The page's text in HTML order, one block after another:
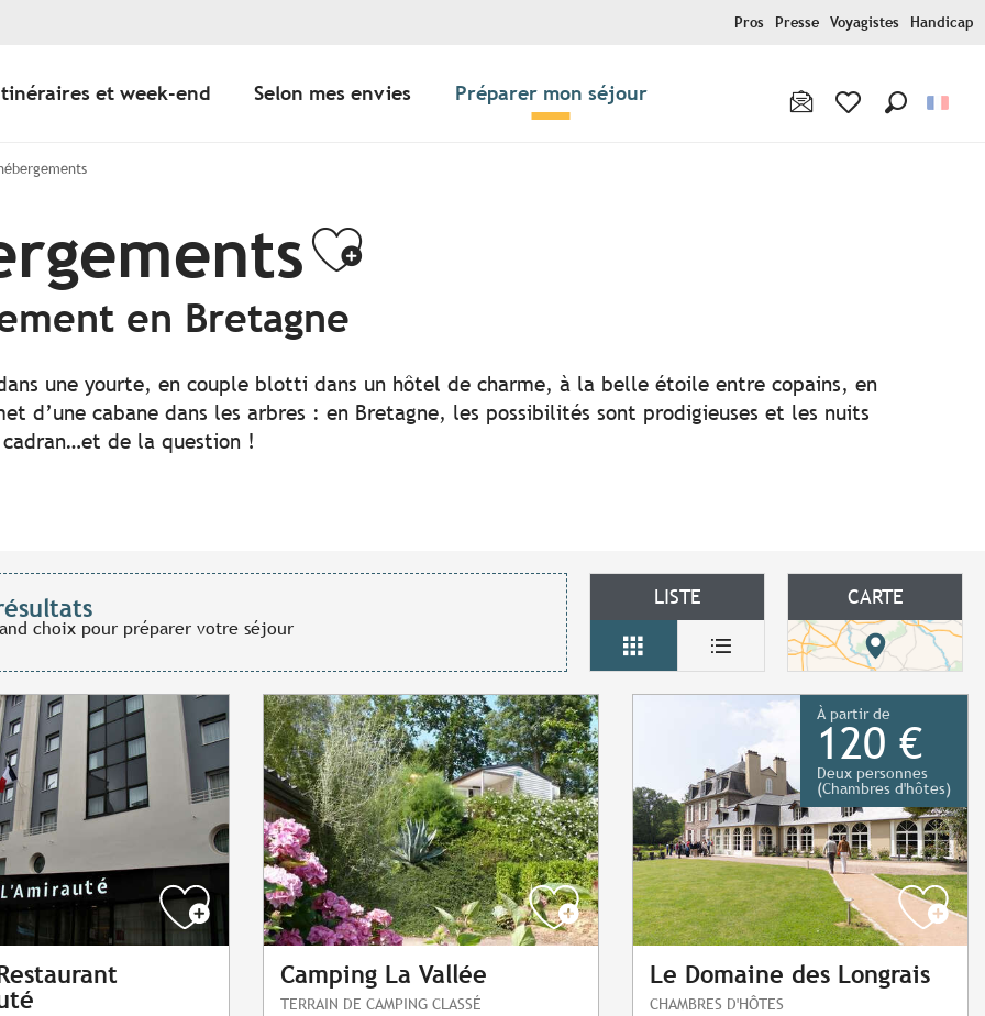
Pros Presse Voyagistes Handicap
et week-end Selon mes envies Préparer mon séjour
Ajouter aux favoris
en Bretagne
une yourte, en couple blotti dans un hôtel de charme, à la belle étoile entre copains, en
d’une cabane dans les arbres : en Bretagne, les possibilités sont prodigieuses et les nuits
de la question !
choix pour préparer votre séjour
LISTE CARTE
Camping La Vallée
TERRAIN DE CAMPING CLASSÉ
À partir de
120 €
Deux personnes
(Chambres d'hôtes)
Le Domaine des Longrais
CHAMBRES D'HÔTES